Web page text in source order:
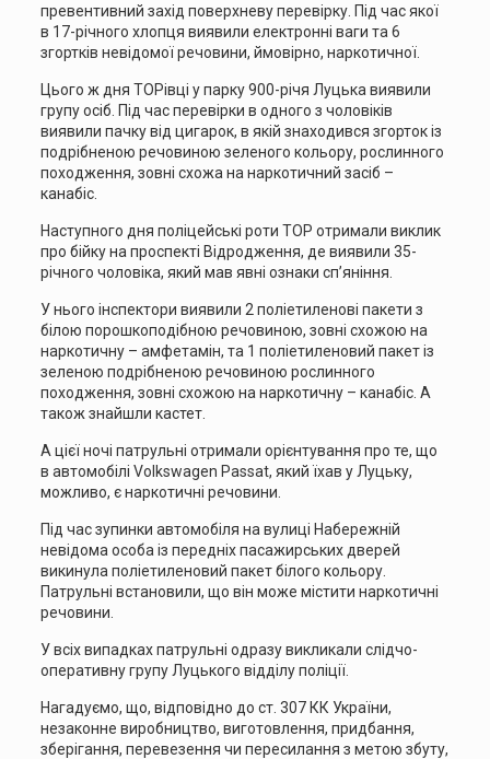
превентивний захід поверхневу перевірку. Під час якої
в 17-річного хлопця виявили електронні ваги та 6
згортків невідомої речовини, ймовірно, наркотичної.
Цього ж дня ТОРівці у парку 900-річя Луцька виявили
групу осіб. Під час перевірки в одного з чоловіків
виявили пачку від цигарок, в якій знаходився згорток із
подрібненою речовиною зеленого кольору, рослинного
походження, зовні схожа на наркотичний засіб –
канабіс.
Наступного дня поліцейські роти ТОР отримали виклик
про бійку на проспекті Відродження, де виявили 35-
річного чоловіка, який мав явні ознаки сп’яніння.
У нього інспектори виявили 2 поліетиленові пакети з
білою порошкоподібною речовиною, зовні схожою на
наркотичну – амфетамін, та 1 поліетиленовий пакет із
зеленою подрібненою речовиною рослинного
походження, зовні схожою на наркотичну – канабіс. А
також знайшли кастет.
А цієї ночі патрульні отримали орієнтування про те, що
в автомобілі Volkswagen Passat, який їхав у Луцьку,
можливо, є наркотичні речовини.
Під час зупинки автомобіля на вулиці Набережній
невідома особа із передніх пасажирських дверей
викинула поліетиленовий пакет білого кольору.
Патрульні встановили, що він може містити наркотичні
речовини.
У всіх випадках патрульні одразу викликали слідчо-
оперативну групу Луцького відділу поліції.
Нагадуємо, що, відповідно до ст. 307 КК України,
незаконне виробництво, виготовлення, придбання,
зберігання, перевезення чи пересилання з метою збуту,